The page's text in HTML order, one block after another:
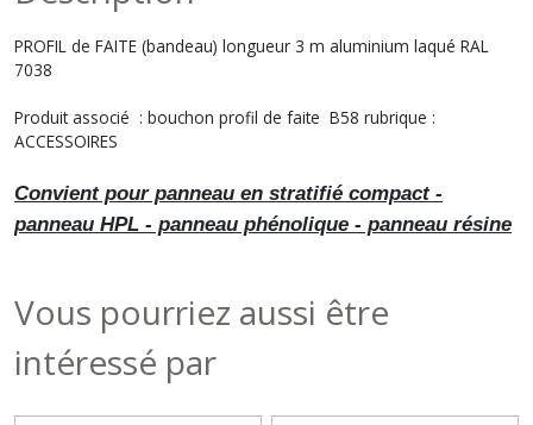
PROFIL de FAITE (bandeau) longueur 3 m aluminium laqué RAL
7038
Produit associé : bouchon profil de faite B58 rubrique :
ACCESSOIRES
Convient pour panneau en stratifié compact -
panneau HPL - panneau phénolique - panneau résine
Vous pourriez aussi être
intéressé par